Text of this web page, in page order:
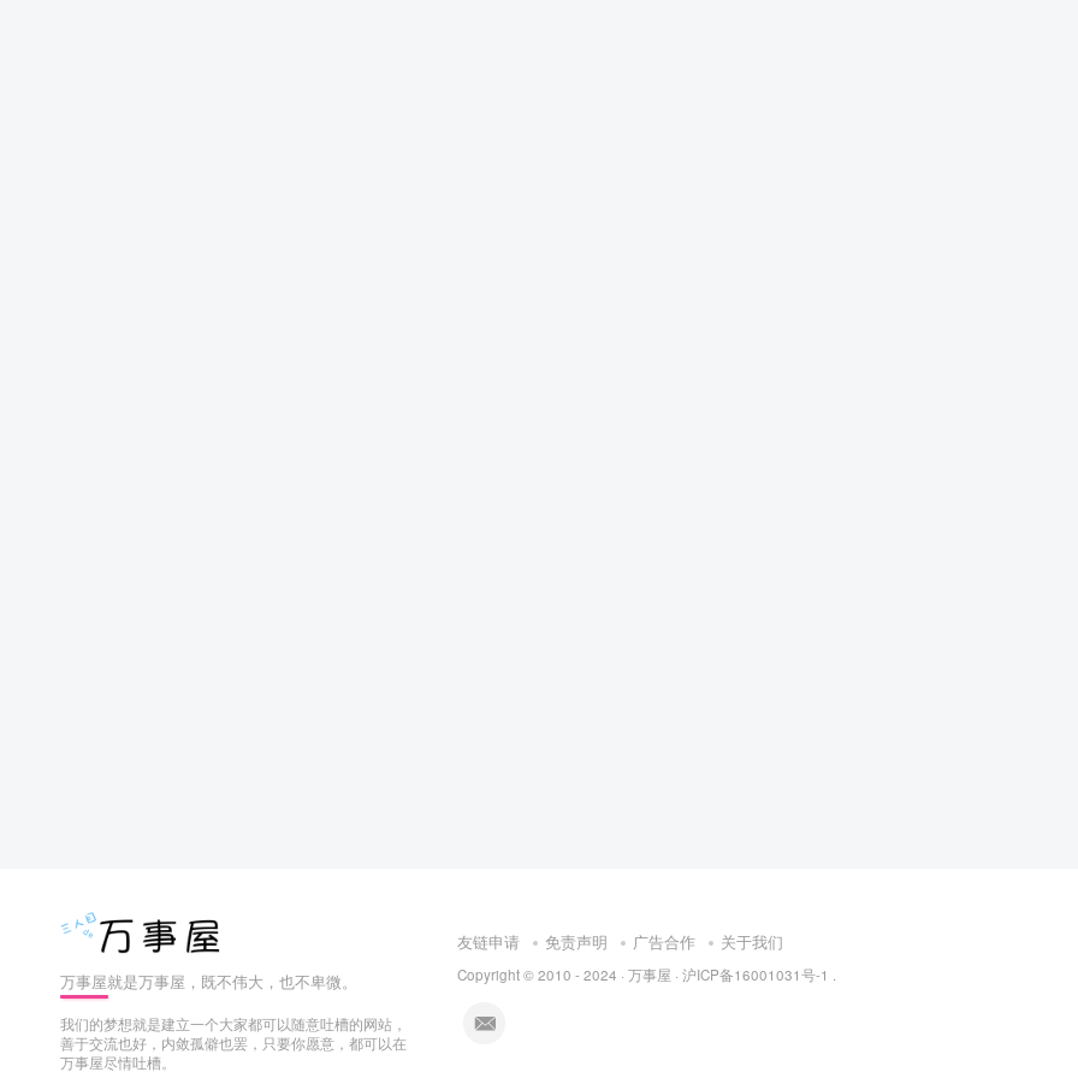
万事屋就是万事屋，既不伟大，也不卑微。
我们的梦想就是建立一个大家都可以随意吐槽的网站，
善于交流也好，内敛孤僻也罢，只要你愿意，都可以在
万事屋尽情吐槽。
友链申请 免责声明 广告合作 关于我们
Copyright © 2010 - 2024 · 万事屋 · 沪ICP备16001031号-1